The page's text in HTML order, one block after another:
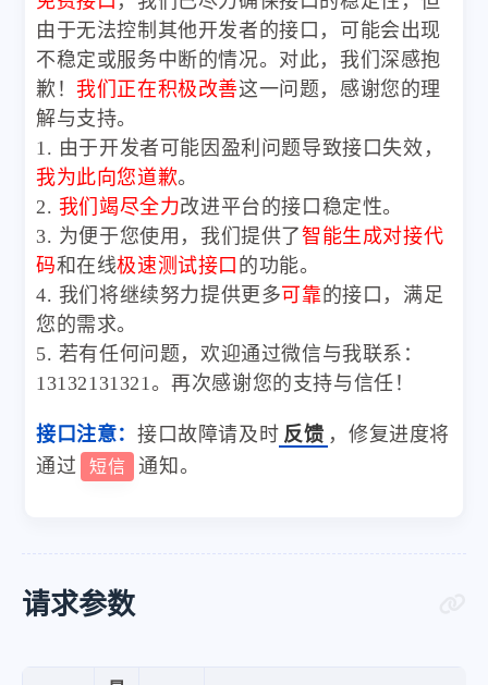
由于无法控制其他开发者的接口，可能会出现
不稳定或服务中断的情况。对此，我们深感抱
歉！ 我们正在积极改善这一问题，感谢您的理
解与支持。
1. 由于开发者可能因盈利问题导致接口失效，
我为此向您道歉。
2. 我们竭尽全力改进平台的接口稳定性。
3. 为便于您使用，我们提供了智能生成对接代
码和在线极速测试接口 的功能。
4. 我们将继续努力提供更多可靠的接口，满足
您的需求。
5. 若有任何问题，欢迎通过微信与我联系：
13132131321。再次感谢您的支持与信任！
接口注意： 接口故障请及时 反馈 ，修复进度将
通过
短信 通知。
请求参数